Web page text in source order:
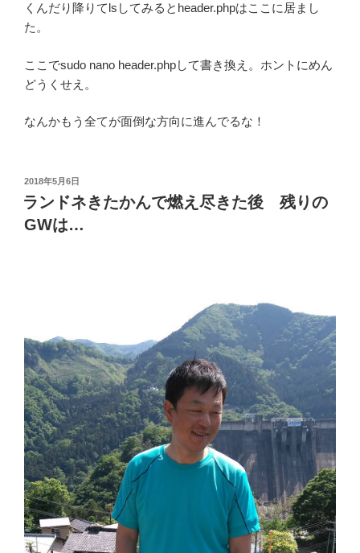
くんだり降りてlsしてみるとheader.phpはここに居まし
た。
ここでsudo nano header.phpして書き換え。ホントにめん
どうくせえ。
なんかもう全てが面倒な方向に進んでるな！
投
稿
日:
2018年5月6日
ランドネきたかんで燃え尽きた後 残りの
GWは…